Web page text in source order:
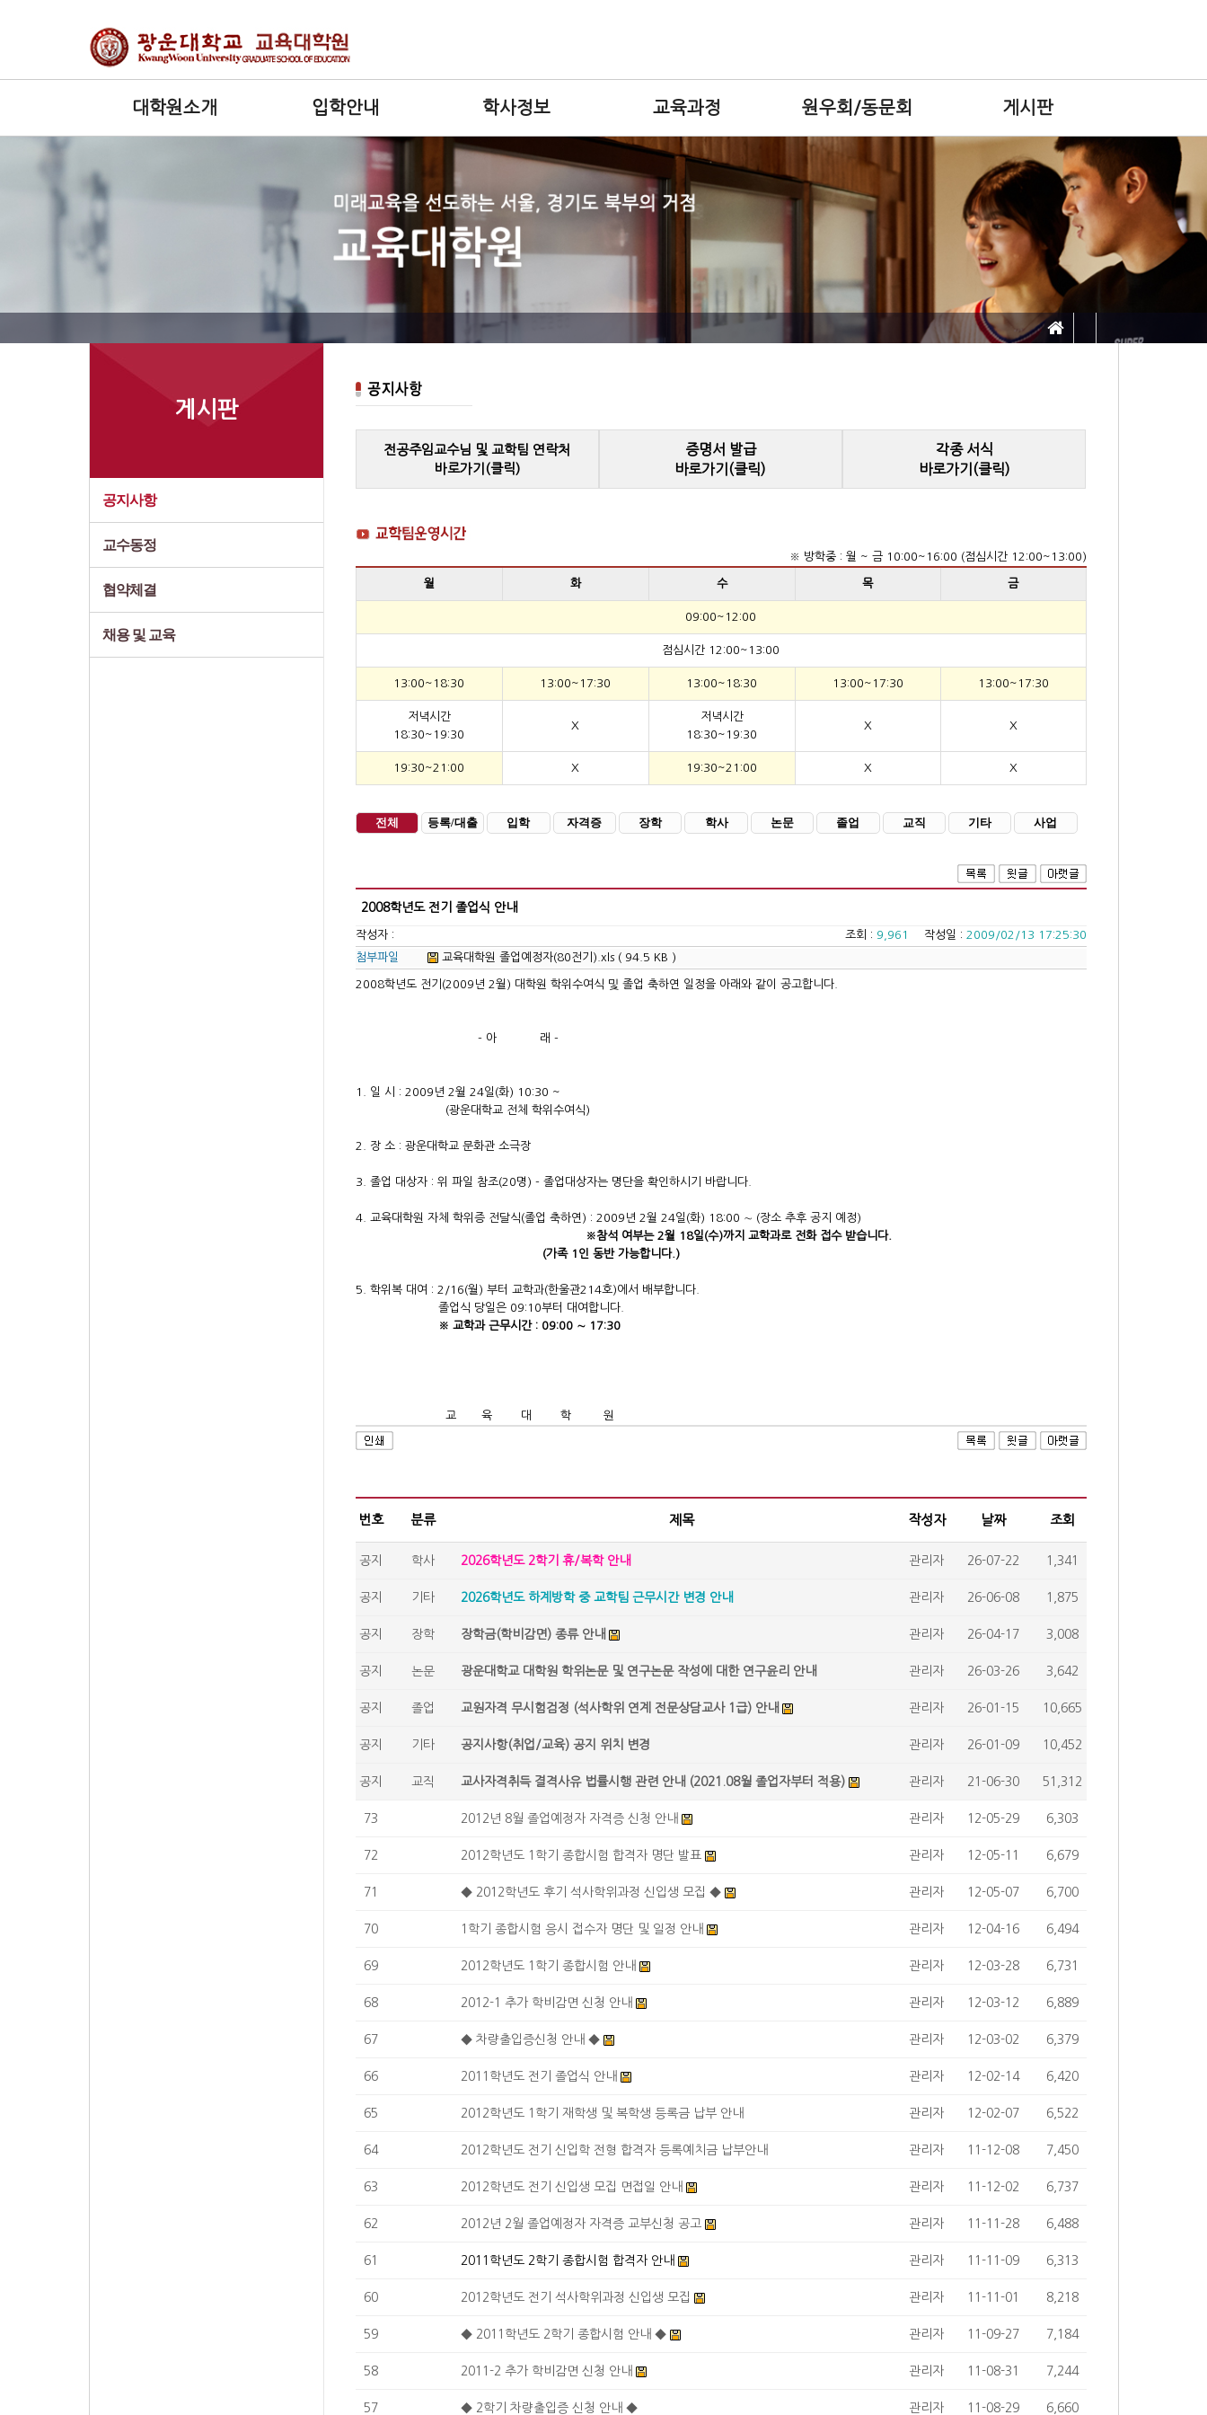
대학원소개 입학안내 학사정보 교육과정 원우회/동문회 게시판
게시판
공지사항
교수동정
협약체결
채용 및 교육
전공주임교수님 및 교학팀 연락처
바로가기(클릭)
증명서 발급
바로가기(클릭)
각종 서식
바로가기(클릭)
※ 방학중 : 월 ~ 금 10:00~16:00 (점심시간 12:00~13:00)
월 화 수 목 금
09:00~12:00
점심시간 12:00~13:00
13:00~18:30 13:00~17:30 13:00~18:30 13:00~17:30 13:00~17:30
저녁시간
18:30~19:30
X
저녁시간
18:30~19:30
X X
19:30~21:00 X 19:30~21:00 X X
전체 등록/대출 입학 자격증 장학 학사 논문 졸업 교직 기타 사업
2008학년도 전기 졸업식 안내
작성자 : 조회 : 9,961 작성일 : 2009/02/13 17:25:30
첨부파일
교육대학원 졸업예정자(80전기).xls ( 94.5 KB )
2008학년도 전기(2009년 2월) 대학원 학위수여식 및 졸업 축하연 일정을 아래와 같이 공고합니다.
- 아 래 -
1. 일 시 : 2009년 2월 24일(화) 10:30 ~
(광운대학교 전체 학위수여식)
2. 장 소 : 광운대학교 문화관 소극장
3. 졸업 대상자 : 위 파일 참조(20명) - 졸업대상자는 명단을 확인하시기 바랍니다.
4. 교육대학원 자체 학위증 전달식(졸업 축하연) : 2009년 2월 24일(화) 18:00 ∼ (장소 추후 공지 예정)
※참석 여부는 2월 18일(수)까지 교학과로 전화 접수 받습니다.
(가족 1인 동반 가능합니다.)
5. 학위복 대여 : 2/16(월) 부터 교학과(한울관214호)에서 배부합니다.
졸업식 당일은 09:10부터 대여합니다.
※ 교학과 근무시간 : 09:00 ∼ 17:30
교 육 대 학 원
번호 분류 제목 작성자 날짜 조회
공지 학사 2026학년도 2학기 휴/복학 안내 관리자 26-07-22 1,341
공지 기타 2026학년도 하계방학 중 교학팀 근무시간 변경 안내 관리자 26-06-08 1,875
공지 장학 장학금(학비감면) 종류 안내 관리자 26-04-17 3,008
공지 논문 광운대학교 대학원 학위논문 및 연구논문 작성에 대한 연구윤리 안내 관리자 26-03-26 3,642
공지 졸업 교원자격 무시험검정 (석사학위 연계 전문상담교사 1급) 안내 관리자 26-01-15 10,665
공지 기타 공지사항(취업/교육) 공지 위치 변경 관리자 26-01-09 10,452
공지 교직 교사자격취득 결격사유 법률시행 관련 안내 (2021.08월 졸업자부터 적용) 관리자 21-06-30 51,312
73 2012년 8월 졸업예정자 자격증 신청 안내 관리자 12-05-29 6,303
72 2012학년도 1학기 종합시험 합격자 명단 발표 관리자 12-05-11 6,679
71 ◆ 2012학년도 후기 석사학위과정 신입생 모집 ◆ 관리자 12-05-07 6,700
70 1학기 종합시험 응시 접수자 명단 및 일정 안내 관리자 12-04-16 6,494
69 2012학년도 1학기 종합시험 안내 관리자 12-03-28 6,731
68 2012-1 추가 학비감면 신청 안내 관리자 12-03-12 6,889
67 ◆ 차량출입증신청 안내 ◆ 관리자 12-03-02 6,379
66 2011학년도 전기 졸업식 안내 관리자 12-02-14 6,420
65 2012학년도 1학기 재학생 및 복학생 등록금 납부 안내 관리자 12-02-07 6,522
64 2012학년도 전기 신입학 전형 합격자 등록예치금 납부안내 관리자 11-12-08 7,450
63 2012학년도 전기 신입생 모집 면접일 안내 관리자 11-12-02 6,737
62 2012년 2월 졸업예정자 자격증 교부신청 공고 관리자 11-11-28 6,488
61 2011학년도 2학기 종합시험 합격자 안내 관리자 11-11-09 6,313
60 2012학년도 전기 석사학위과정 신입생 모집 관리자 11-11-01 8,218
59 ◆ 2011학년도 2학기 종합시험 안내 ◆ 관리자 11-09-27 7,184
58 2011-2 추가 학비감면 신청 안내 관리자 11-08-31 7,244
57 ◆ 2학기 차량출입증 신청 안내 ◆ 관리자 11-08-29 6,660